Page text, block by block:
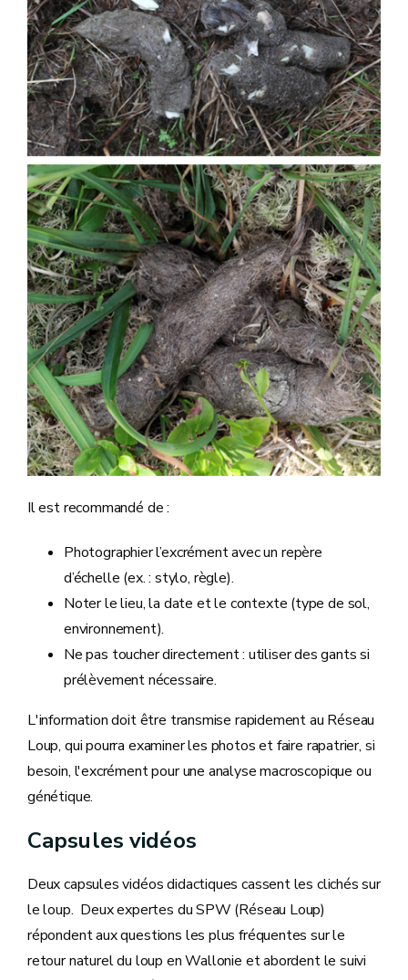
Il est recommandé de :
Photographier l’excrément avec un repère
d’échelle (ex. : stylo, règle).
Noter le lieu, la date et le contexte (type de sol,
environnement).
Ne pas toucher directement : utiliser des gants si
prélèvement nécessaire.
L'information doit être transmise rapidement au Réseau
Loup, qui pourra examiner les photos et faire rapatrier, si
besoin, l'excrément pour une analyse macroscopique ou
génétique.
Capsules vidéos
Deux capsules vidéos didactiques cassent les clichés sur
le loup. Deux expertes du SPW (Réseau Loup)
répondent aux questions les plus fréquentes sur le
retour naturel du loup en Wallonie et abordent le suivi